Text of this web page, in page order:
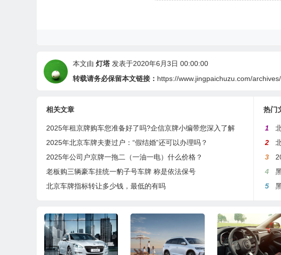
本文由 灯塔 发表于2020年6月3日 00:00:00
转载请务必保留本文链接： https://www.jingpaichuzu.com/
相关文章
2025年租京牌购车您准备好了吗?企信京牌小编带您深入了解
2025年北京车牌夫妻过户：“假结婚”还可以办理吗？
2025年公司户京牌一拖二（一油一电）什么价格？
老板购三辆豪车挂统一豹子号车牌 称是依法保号
北京车牌指标转让多少钱，最低的有吗
热门
1
2
3
4
5